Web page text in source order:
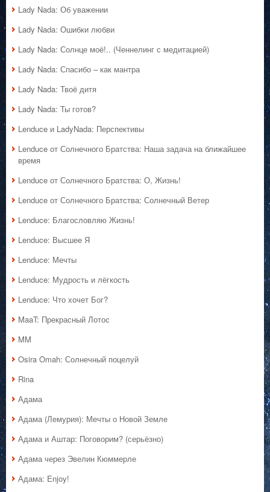
Lady Nada: Об уважении
Lady Nada: Ошибки любви
Lady Nada: Солнце моё!.. (Ченнелинг с медитацией)
Lady Nada: Спасибо – как мантра
Lady Nada: Твоё дитя
Lady Nada: Ты готов?
Lenduce и LadyNada: Перспективы
Lenduce от Солнечного Братства: Наша задача на ближайшее
время
Lenduce от Солнечного Братства: О, Жизнь!
Lenduce от Солнечного Братства: Солнечный Ветер
Lenduce: Благословляю Жизнь!
Lenduce: Высшее Я
Lenduce: Мечты
Lenduce: Мудрость и лёгкость
Lenduce: Что хочет Бог?
MaaT: Прекрасный Лотос
MM
Osira Omah: Солнечный поцелуй
Rina
Адама
Адама (Лемурия): Мечты о Новой Земле
Адама и Аштар: Поговорим? (серьёзно)
Адама через Эвелин Кюммерле
Адама: Enjoy!